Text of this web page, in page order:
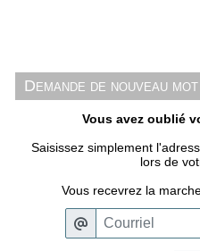
Demande de nouveau
Vous avez oublié
Saisissez simplement
lors de
Vous recevrez la